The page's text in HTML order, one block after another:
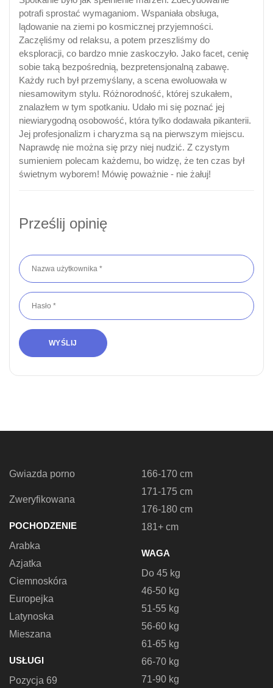
potrafi sprostać wymaganiom. Wspaniała obsługa,
lądowanie na ziemi po kosmicznej przyjemności.
Zaczęliśmy od relaksu, a potem przeszliśmy do
eksploracji, co bardzo mnie zaskoczyło. Jako facet, cenię
sobie taką bezpośrednią, bezpretensjonalną zabawę.
Każdy ruch był przemyślany, a scena ewoluowała w
niesamowitym stylu. Różnorodność, której szukałem,
znalazłem w tym spotkaniu. Udało mi się poznać jej
niewiarygodną osobowość, która tylko dodawała pikanterii.
Jej profesjonalizm i charyzma są na pierwszym miejscu.
Naprawdę nie można się przy niej nudzić. Z czystym
sumieniem polecam każdemu, bo widzę, że ten czas był
świetnym wyborem! Mówię poważnie - nie żałuj!
Prześlij opinię
Gwiazda porno
Zweryfikowana
POCHODZENIE
Arabka
Azjatka
Ciemnoskóra
Europejka
Latynoska
Mieszana
USŁUGI
Pozycja 69
166-170 cm
171-175 cm
176-180 cm
181+ cm
WAGA
Do 45 kg
46-50 kg
51-55 kg
56-60 kg
61-65 kg
66-70 kg
71-90 kg